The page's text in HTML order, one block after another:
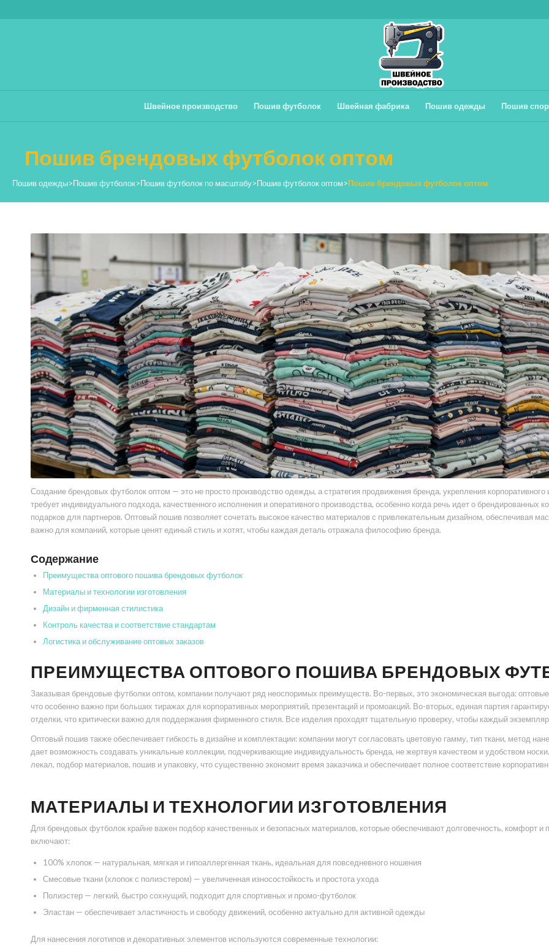
Швейное производство Пошив футболок Швейная фабрика Пошив одежды Пошив
Пошив брендовых футболок оптом
Пошив одежды>Пошив футболок>Пошив футболок по масштабу>Пошив футболок оптом>Пошив брендовых футболок оптом
Создание брендовых футболок оптом — это не просто производство одежды, а стратегия продвижения бренда, укрепления
требует индивидуального подхода, качественного исполнения и оперативного производства, особенно когда речь идет о
подарков для партнеров. Оптовый пошив позволяет сочетать высокое качество материалов с привлекательным дизайном, обеспечивая
важно для компаний, которые ценят единый стиль и хотят, чтобы каждая деталь отражала философию бренда.
Содержание
Преимущества оптового пошива брендовых футболок
Материалы и технологии изготовления
Дизайн и фирменная стилистика
Контроль качества и соответствие стандартам
Логистика и обслуживание оптовых заказов
ПРЕИМУЩЕСТВА ОПТОВОГО ПОШИВА БРЕНДОВЫХ
Заказывая брендовые футболки оптом, компании получают ряд неоспоримых преимуществ. Во-первых, это экономическая выгода:
что особенно важно при больших тиражах для корпоративных мероприятий, презентаций и промоакций. Во-вторых, единая партия
отделки, что критически важно для поддержания фирменного стиля. Все изделия проходят тщательную проверку, чтобы каждый
Оптовый пошив также обеспечивает гибкость в дизайне и комплектации: компании могут согласовать цветовую гамму, тип ткани, метод
дает возможность создавать уникальные коллекции, подчеркивающие индивидуальность бренда, не жертвуя качеством и удобством
лекал, подбор материалов, пошив и упаковку, что существенно экономит время заказчика и обеспечивает полное соответствие
МАТЕРИАЛЫ И ТЕХНОЛОГИИ ИЗГОТОВЛЕНИЯ
Для брендовых футболок крайне важен подбор качественных и безопасных материалов, которые обеспечивают долговечность, комфорт
включают:
100% хлопок — натуральная, мягкая и гипоаллергенная ткань, идеальная для повседневного ношения
Смесовые ткани (хлопок с полиэстером) — увеличенная износостойкость и простота ухода
Полиэстер — легкий, быстро сохнущий, подходит для спортивных и промо-футболок
Эластан — обеспечивает эластичность и свободу движений, особенно актуально для активной одежды
Для нанесения логотипов и декоративных элементов используются современные технологии: